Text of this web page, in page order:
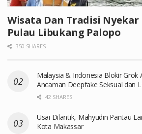
Wisata Dan Tradisi Nyekar
Pulau Libukang Palopo
350 SHARES
Malaysia & Indonesia Blokir Grok
Ancaman Deepfake Seksual dan
42 SHARES
Usai Dilantik, Mahyudin Pantau
Kota Makassar